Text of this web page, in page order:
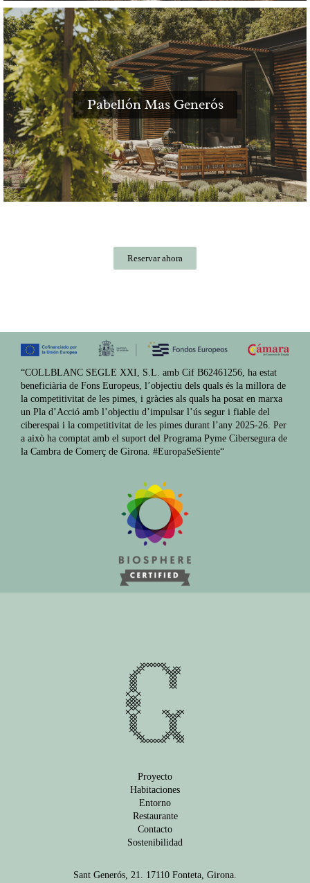
Pabellón Mas Generós
Reservar ahora
“COLLBLANC SEGLE XXI, S.L. amb Cif B62461256, ha estat
beneficiària de Fons Europeus, l’objectiu dels quals és la millora de
la competitivitat de les pimes, i gràcies als quals ha posat en marxa
un Pla d’Acció amb l’objectiu d’impulsar l’ús segur i fiable del
ciberespai i la competitivitat de les pimes durant l’any 2025-26. Per
a això ha comptat amb el suport del Programa Pyme Cibersegura de
la Cambra de Comerç de Girona. #EuropaSeSiente“
Proyecto
Habitaciones
Entorno
Restaurante
Contacto
Sostenibilidad
Sant Generós, 21. 17110 Fonteta, Girona.